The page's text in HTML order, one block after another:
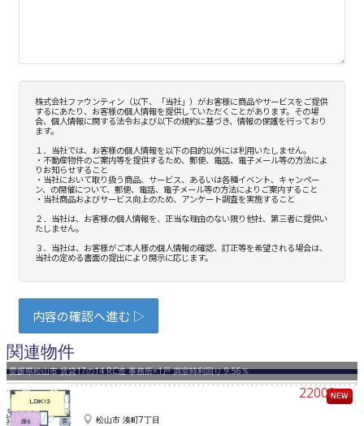
関連物件
NEW
愛媛県松山市 賃貸17の14 RC造 事務所×1戸 満室時利回り 9.56％
22000万円
松山市 湊町7丁目